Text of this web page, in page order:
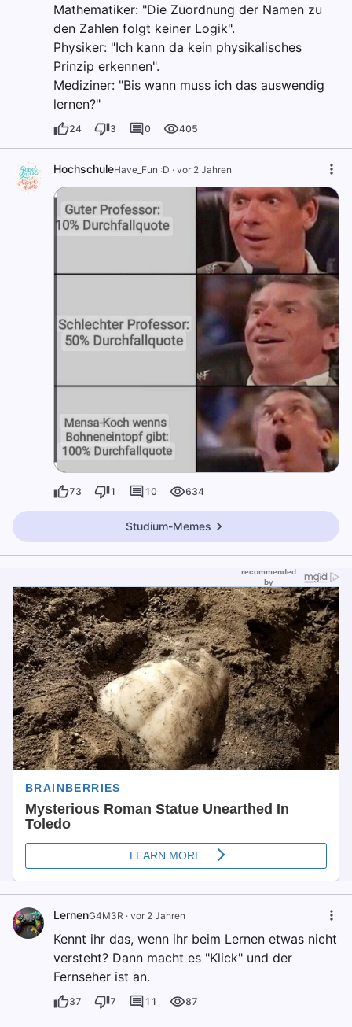
Mathematiker: "Die Zuordnung der Namen zu
den Zahlen folgt keiner Logik".
Physiker: "Ich kann da kein physikalisches
Prinzip erkennen".
Mediziner: "Bis wann muss ich das auswendig
lernen?"
24 3 0 405
HochschuleHave_Fun :D · vor 2 Jahren
73 1 10 634
Studium-Memes
LernenG4M3R · vor 2 Jahren
Kennt ihr das, wenn ihr beim Lernen etwas nicht
versteht? Dann macht es "Klick" und der
Fernseher ist an.
37 7 11 87